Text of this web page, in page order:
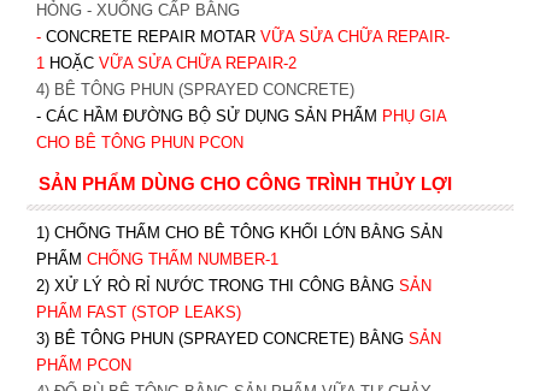
HỎNG - XUỐNG CẤP BẰNG
- CONCRETE REPAIR MOTAR VỮA SỬA CHỮA REPAIR-
1 HOẶC VỮA SỬA CHỮA REPAIR-2
4) BÊ TÔNG PHUN (SPRAYED CONCRETE)
- CÁC HẦM ĐƯỜNG BỘ SỬ DỤNG SẢN PHẨM PHỤ GIA
CHO BÊ TÔNG PHUN PCON
SẢN PHẨM DÙNG CHO CÔNG TRÌNH THỦY LỢI
1) CHỐNG THẤM CHO BÊ TÔNG KHỐI LỚN BẰNG SẢN
PHẨM CHỐNG THẤM NUMBER-1
2) XỬ LÝ RÒ RỈ NƯỚC TRONG THI CÔNG BẰNG SẢN
PHẨM FAST (STOP LEAKS)
3) BÊ TÔNG PHUN (SPRAYED CONCRETE) BẰNG SẢN
PHẨM PCON